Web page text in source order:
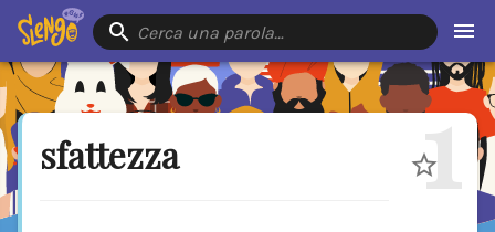
Cerca una parola…
sfattezza 1